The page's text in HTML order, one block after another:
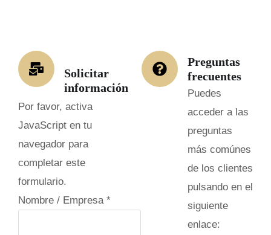
Solicitar
información
Por favor, activa
JavaScript en tu
navegador para
completar este
formulario.
Nombre / Empresa *
Preguntas
frecuentes
Puedes
acceder a las
preguntas
más comúnes
de los clientes
pulsando en el
siguiente
enlace: